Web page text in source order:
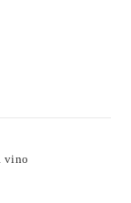
vino